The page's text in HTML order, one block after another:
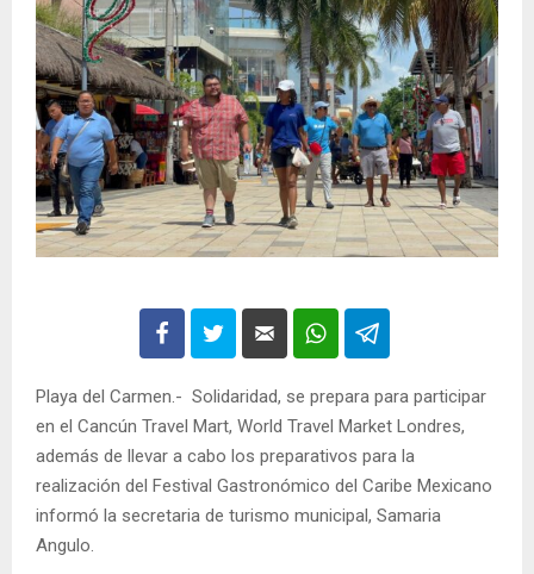
Playa del Carmen.- Solidaridad, se prepara para participar
en el Cancún Travel Mart, World Travel Market Londres,
además de llevar a cabo los preparativos para la
realización del Festival Gastronómico del Caribe Mexicano
informó la secretaria de turismo municipal, Samaria
Angulo.